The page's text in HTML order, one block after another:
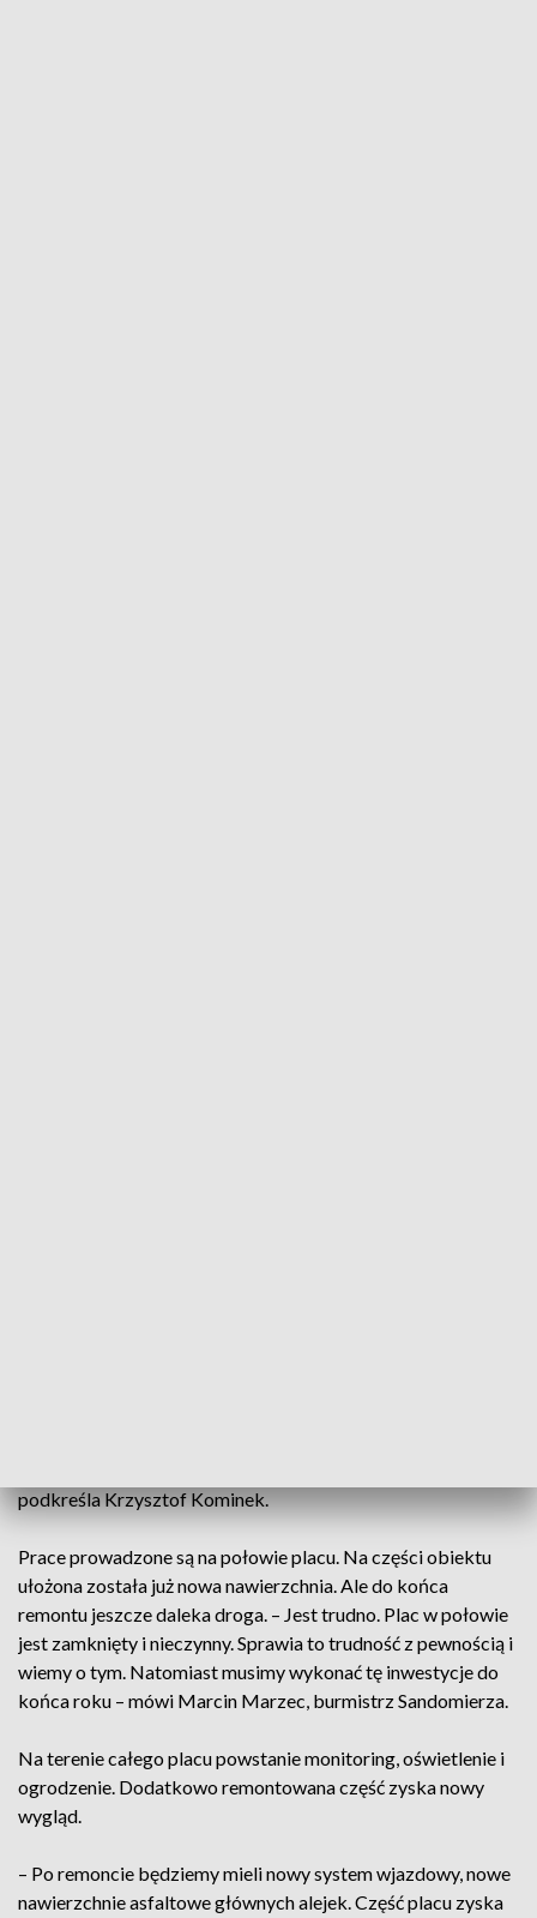
podkreśla Krzysztof Kominek.
Prace prowadzone są na połowie placu. Na części obiektu
ułożona została już nowa nawierzchnia. Ale do końca
remontu jeszcze daleka droga. – Jest trudno. Plac w połowie
jest zamknięty i nieczynny. Sprawia to trudność z pewnością i
wiemy o tym. Natomiast musimy wykonać tę inwestycje do
końca roku – mówi Marcin Marzec, burmistrz Sandomierza.
Na terenie całego placu powstanie monitoring, oświetlenie i
ogrodzenie. Dodatkowo remontowana część zyska nowy
wygląd.
– Po remoncie będziemy mieli nowy system wjazdowy, nowe
nawierzchnie asfaltowe głównych alejek. Część placu zyska